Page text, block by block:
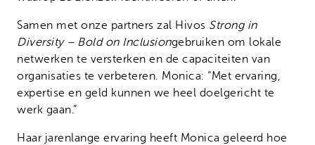
Samen met onze partners zal Hivos Strong in
Diversity – Bold on Inclusiongebruiken om lokale
netwerken te versterken en de capaciteiten van
organisaties te verbeteren. Monica: “Met ervaring,
expertise en geld kunnen we heel doelgericht te
werk gaan.”
Haar jarenlange ervaring heeft Monica geleerd hoe